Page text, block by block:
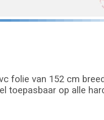
folie van 152 cm
toepasbaar op alle